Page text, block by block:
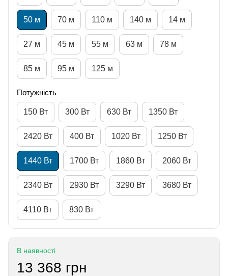
50 м 70 м 110 м 140 м 14 м
27 м 45 м 55 м 63 м 78 м
85 м 95 м 125 м
Потужність
150 Вт 300 Вт 630 Вт 1350 Вт
2420 Вт 400 Вт 1020 Вт 1250 Вт
1440 Вт 1700 Вт 1860 Вт 2060 Вт
2340 Вт 2930 Вт 3290 Вт 3680 Вт
4110 Вт 830 Вт
В наявності
13 368 грн